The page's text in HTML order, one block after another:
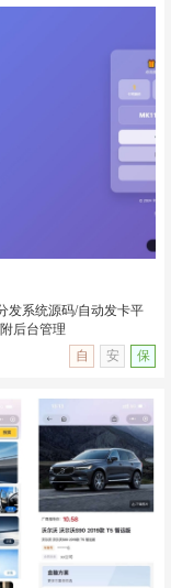
无演示
分发系统源码/自动发卡
/附后台管理
发系统源码/自动发卡平
后台管理
自
安 保